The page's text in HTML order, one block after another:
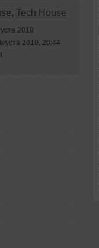
, Tech House
2019
2019, 20:44